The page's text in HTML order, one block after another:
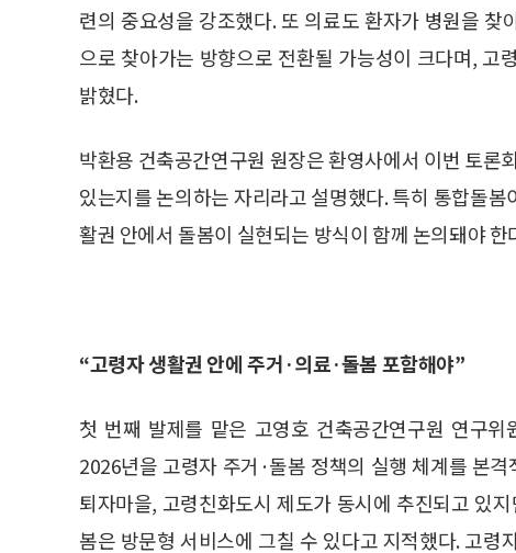
련의 중요성을 강조했다. 또 의료도 환자가 병원을
으로 찾아가는 방향으로 전환될 가능성이 크다며, 고
밝혔다.
박환용 건축공간연구원 원장은 환영사에서 이번 토론
있는지를 논의하는 자리라고 설명했다. 특히 통합돌
활권 안에서 돌봄이 실현되는 방식이 함께 논의돼야 한
“고령자 생활권 안에 주거·의료·돌봄 포함해야”
첫 번째 발제를 맡은 고영호 건축공간연구원 연구위
2026년을 고령자 주거·돌봄 정책의 실행 체계를 본
퇴자마을, 고령친화도시 제도가 동시에 추진되고 있
봄은 방문형 서비스에 그칠 수 있다고 지적했다. 고